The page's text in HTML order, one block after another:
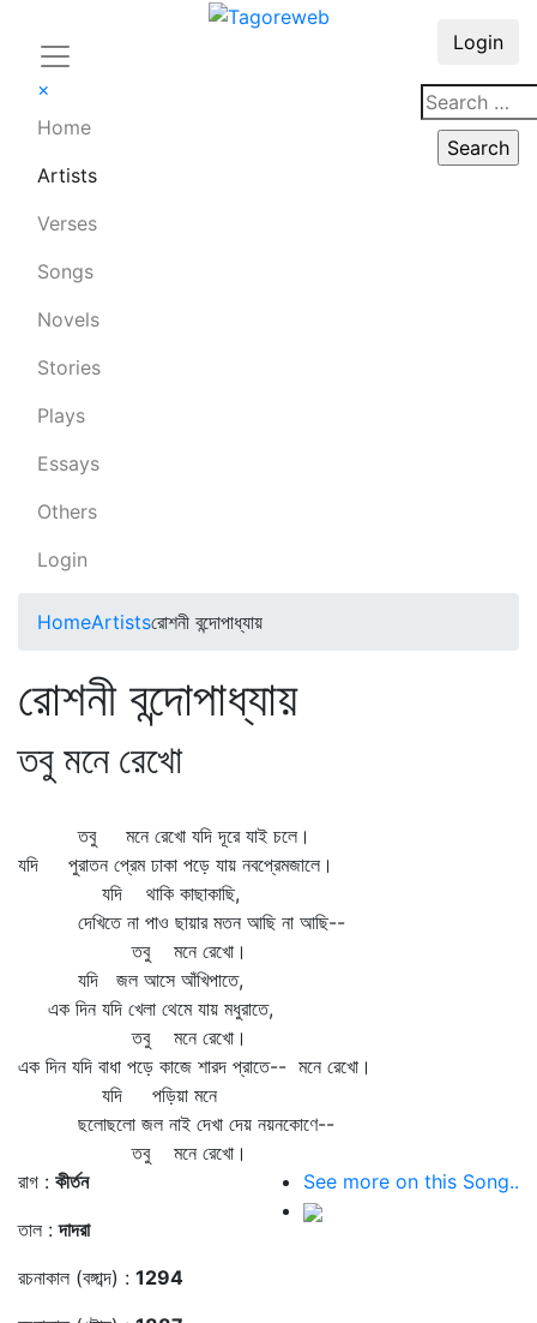
×
Home
Artists
Verses
Songs
Novels
Stories
Plays
Essays
Others
Login
Login
HomeArtistsরোশনী বন্দোপাধ্যায়
রোশনী বন্দোপাধ্যায়
তবু মনে রেখো
তবু মনে রেখো যদি দূরে যাই চলে।
যদি পুরাতন প্রেম ঢাকা পড়ে যায় নবপ্রেমজালে।
যদি থাকি কাছাকাছি,
দেখিতে না পাও ছায়ার মতন আছি না আছি--
তবু মনে রেখো।
যদি জল আসে আঁখিপাতে,
এক দিন যদি খেলা থেমে যায় মধুরাতে,
তবু মনে রেখো।
এক দিন যদি বাধা পড়ে কাজে শারদ প্রাতে-- মনে রেখো।
যদি পড়িয়া মনে
ছলোছলো জল নাই দেখা দেয় নয়নকোণে--
তবু মনে রেখো।
রাগ : কীর্তন
তাল :দাদরা
রচনাকাল (বঙ্গাব্দ) : 1294
See more on this Song..